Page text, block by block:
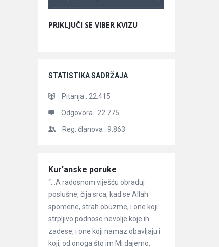
PRIKLJUČI SE VIBER KVIZU
STATISTIKA SADRŽAJA
Pitanja : 22.415
Odgovora : 22.775
Reg. članova : 9.863
Članci
Kur'anske poruke
“…A radosnom viješću obraduj
poslušne, čija srca, kad se Allah
spomene, strah obuzme, i one koji
strpljivo podnose nevolje koje ih
zadese, i one koji namaz obavljaju i
koji, od onoga što im Mi dajemo,